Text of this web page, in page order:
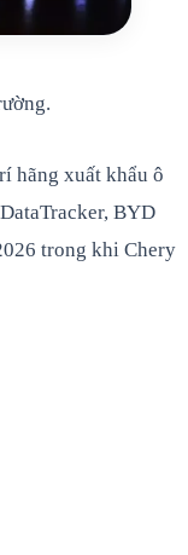
hãng xuất khẩu ô
BYD
trong khi Chery